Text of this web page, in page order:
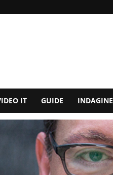
IT GUIDE INDAGINE